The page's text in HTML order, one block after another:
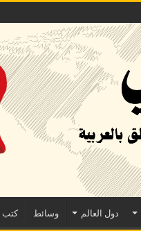
دول العالم وسائط كتب